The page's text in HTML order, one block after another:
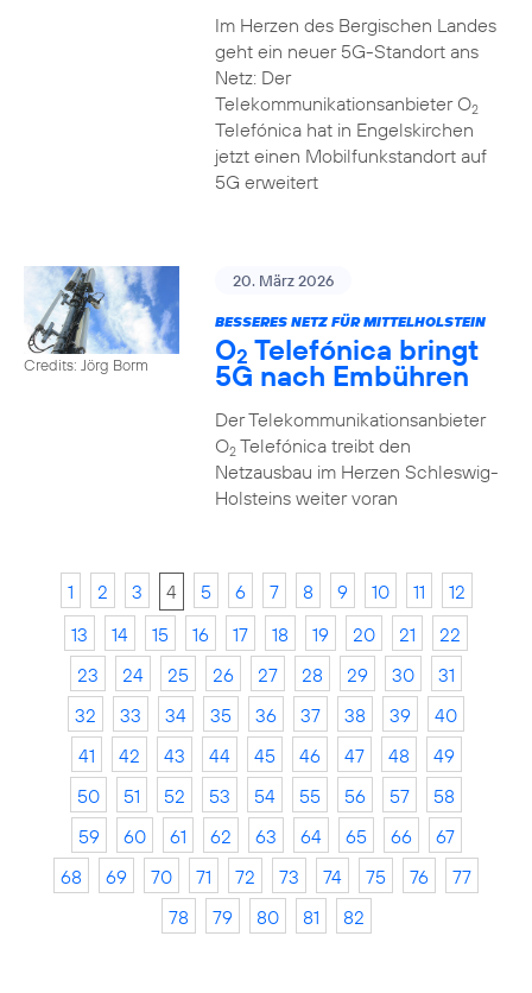
Im Herzen des Bergischen Landes
geht ein neuer 5G-Standort ans
Netz: Der
Telekommunikationsanbieter O2
Telefónica hat in Engelskirchen
jetzt einen Mobilfunkstandort auf
5G erweitert
Credits: Jörg Borm
20. März 2026
BESSERES NETZ FÜR MITTELHOLSTEIN
O2 Telefónica bringt
5G nach Embühren
Der Telekommunikationsanbieter
O2Telefónica treibt den
Netzausbau im Herzen Schleswig-
Holsteins weiter voran
1 2 3 4 5 6 7 8 9 10 11
12
13
14 15 16 17 18 19 20 21
22
23
24 25 26 27 28 29 30
31
32
33 34 35 36 37 38 39
40
41
42 43 44 45 46 47 48
49
50
51 52 53 54 55 56 57
58
59
60 61 62 63 64 65 66
67
68
69 70 71 72 73 74 75 76
77
78
79 80 81 82